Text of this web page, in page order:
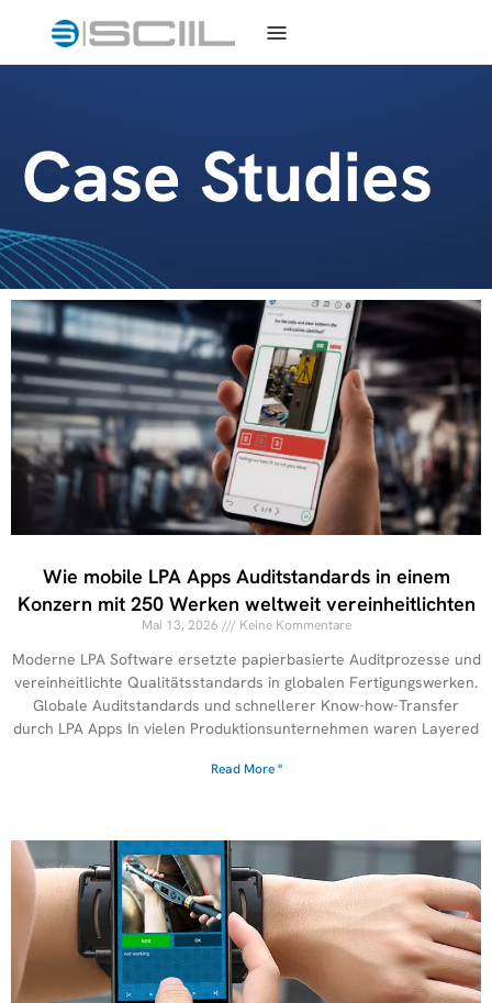
Case Studies
Wie mobile LPA Apps Auditstandards in einem
Konzern mit 250 Werken weltweit vereinheitlichten
Mai 13, 2026 Keine Kommentare
Moderne LPA Software ersetzte papierbasierte Auditprozesse und
vereinheitlichte Qualitätsstandards in globalen Fertigungswerken.
Globale Auditstandards und schnellerer Know-how-Transfer
durch LPA Apps In vielen Produktionsunternehmen waren Layered
Read More "